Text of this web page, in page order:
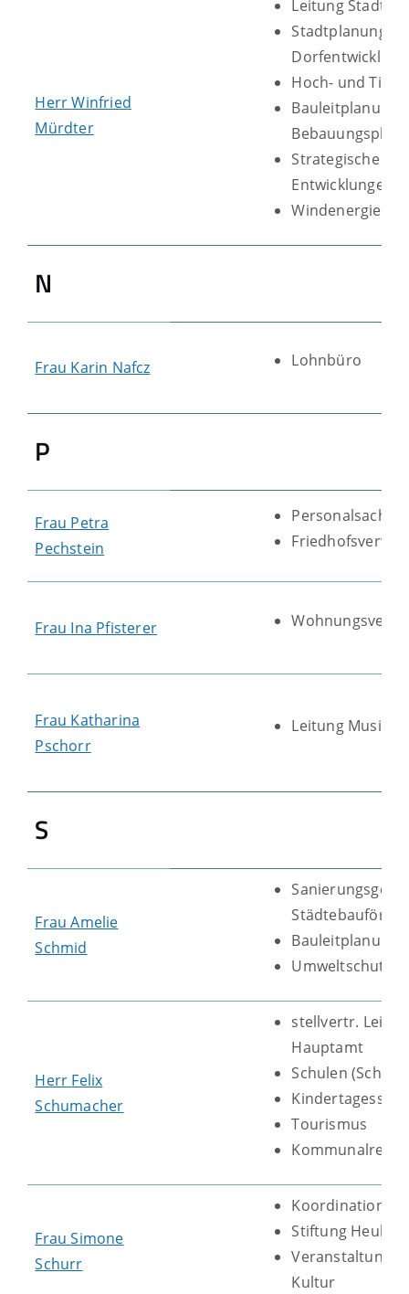
HerrWinfried
Mürdter
Leitung
Stadtplanung
Dorfentwicklung
Hoch- und
Bauleitplanung,
Strategische
Entwicklungen
Windenergie
N
Frau Karin Nafcz Lohnbüro
P
Frau Petra
Pechstein
Frau Ina Pfisterer
Frau Katharina
Pschorr
Leitung
S
FrauAmelie
Schmid
Bauleitplanung
Umweltschutz
Herr Felix
Schumacher
stellvertr.
Hauptamt
Schulen
Tourismus
Kommunalrecht
FrauSimone
Schurr
Koordination IT
Stiftung
Kultur